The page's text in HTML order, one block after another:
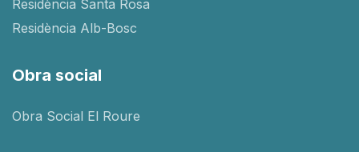
Residència Santa Rosa
Residència Alb-Bosc
Obra social
Obra Social El Roure